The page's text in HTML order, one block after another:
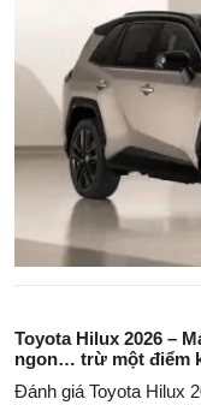
Toyota Hilux 2026 –
ngon… trừ một điểm
Đánh giá Toyota Hilux